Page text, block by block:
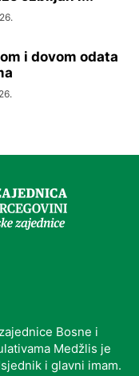
i dovom odata
Bosne i
Medžlis je
i glavni imam.